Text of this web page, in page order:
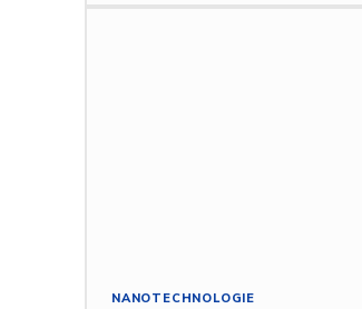
NANOTECHNOLOGIE